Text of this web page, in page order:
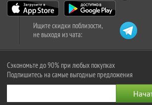
Ищите скидки поблизости,
не выходя из чата:
Сэкономьте до 90% при любых покупках
Подпишитесь на самые выгодные предложения